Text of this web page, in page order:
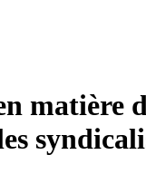
matière